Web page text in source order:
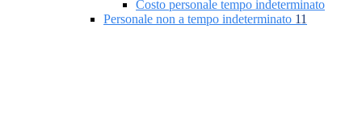
Costo personale tempo indeterminato
Personale non a tempo indeterminato 11